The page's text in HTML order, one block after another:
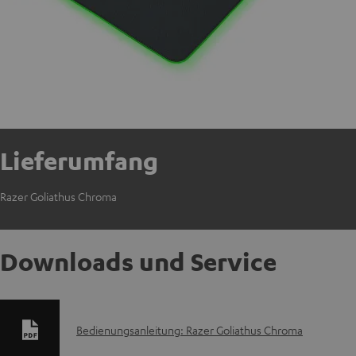
Lieferumfang
Razer Goliathus Chroma
Downloads und Service
D
Bedienungsanleitung: Razer Goliathus Chroma